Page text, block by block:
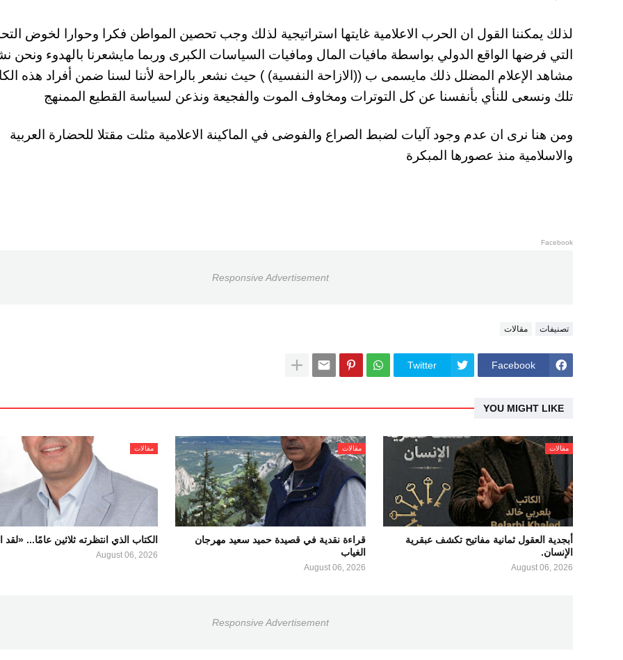
لذلك يمكننا القول ان الحرب الاعلامية غايتها استراتيجية لذلك وجب تحصين المواطن فكرا وحوارا لخوض
التي فرضها الواقع الدولي بواسطة مافيات المال ومافيات السياسات الكبرى وربما مايشعرنا بالهدوء ونحن
مشاهد الإعلام المضلل ذلك مايسمى ب ((الازاحة النفسية) ) حيث نشعر بالراحة لأننا لسنا ضمن أفراد هذه
تلك ونسعى للنأي بأنفسنا عن كل التوترات ومخاوف الموت والفجيعة ونذعن لسياسة القطيع الممنهج
ومن هنا نرى ان عدم وجود آليات لضبط الصراع والفوضى في الماكينة الاعلامية مثلت مقتلا للحضارة العربية
والاسلامية منذ عصورها المبكرة
Facebook
Responsive Advertisement
تصنيفات مقالات
Facebook
Twitter
YOU MIGHT LIKE
مقالات
أبجدية العقول ثمانية مفاتيح تكشف عبقرية
الإنسان.
August 06, 2026
مقالات
قراءة نقدية في قصيدة حميد سعيد مهرجان
الغياب
August 06, 2026
مقالات
الكتاب الذي انتظرته ثلاثين عامًا...
August 06, 2026
Responsive Advertisement